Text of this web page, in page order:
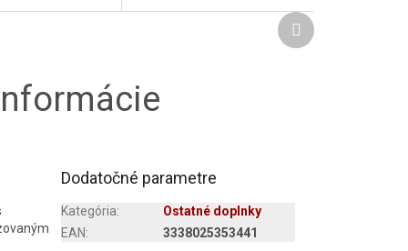
Ďalší
produkt
Dodatočné parametre
Kategória:
Ostatné doplnky
EAN: 3338025353441